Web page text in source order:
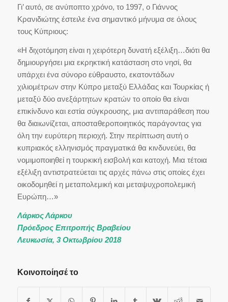
Γι’ αυτό, σε ανύποπτο χρόνο, το 1997, ο Γιάννος
Κρανιδιώτης έστειλε ένα σημαντικό μήνυμα σε όλους
τους Κύπριους:
«Η διχοτόμηση είναι η χειρότερη δυνατή εξέλιξη…διότι θα
δημιουργήσει μια εκρηκτική κατάσταση στο νησί, θα
υπάρχει ένα σύνορο εύθραυστο, εκατοντάδων
χιλιομέτρων στην Κύπρο μεταξύ Ελλάδας και Τουρκίας ή
μεταξύ δύο ανεξάρτητων κρατών το οποίο θα είναι
επικίνδυνο και εστία σύγκρουσης, μια αντιπαράθεση που
θα διαιωνίζεται, αποσταθεροποιητικός παράγοντας για
όλη την ευρύτερη περιοχή. Στην περίπτωση αυτή ο
κυπριακός ελληνισμός πραγματικά θα κινδυνεύει, θα
νομιμοποιηθεί η τουρκική εισβολή και κατοχή. Μια τέτοια
εξέλιξη αντιστρατεύεται τις αρχές πάνω στις οποίες έχει
οικοδομηθεί η μεταπολεμική και μεταψυχροπολεμική
Ευρώπη…»
Λάρκος Λάρκου
Πρόεδρος Επιτροπής Βραβείου
Λευκωσία, 3 Οκτωβρίου 2018
Κοινοποίησέ το